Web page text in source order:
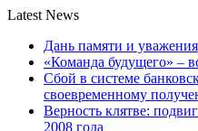
Latest News
Дань памяти и уважения
«Команда будущего» –
Сбой в системе
своевременному
Верность клятве:
2008 года